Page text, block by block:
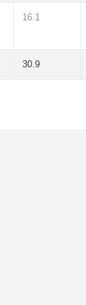
16.1
30.9